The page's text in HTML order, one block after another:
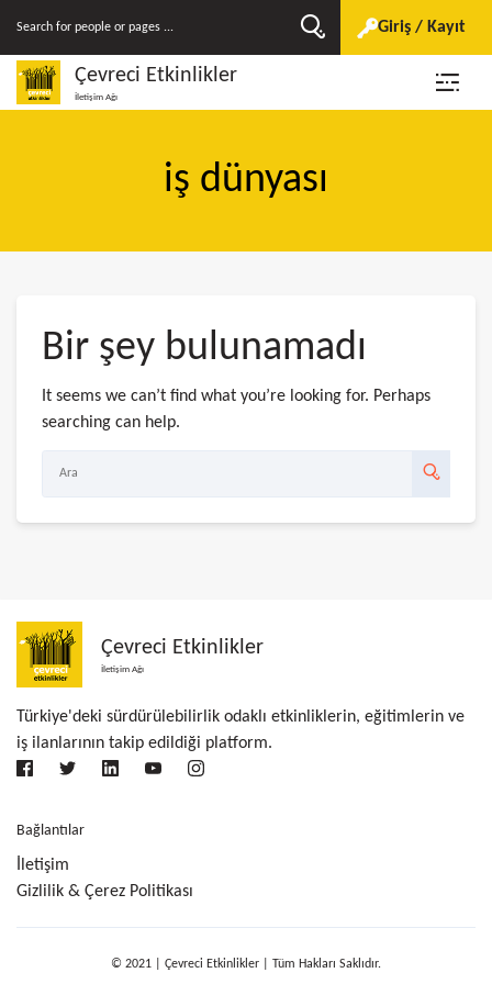
Giriş / Kayıt
Çevreci Etkinlikler
İletişim Ağı
iş dünyası
Bir şey bulunamadı
It seems we can’t find what you’re looking for. Perhaps
searching can help.
Çevreci Etkinlikler
İletişim Ağı
Türkiye'deki sürdürülebilirlik odaklı etkinliklerin, eğitimlerin ve
iş ilanlarının takip edildiği platform.
Bağlantılar
İletişim
Gizlilik & Çerez Politikası
© 2021 | Çevreci Etkinlikler | Tüm Hakları Saklıdır.